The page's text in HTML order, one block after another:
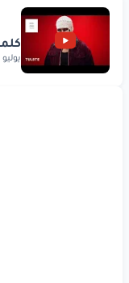
يوليو 15, 2026